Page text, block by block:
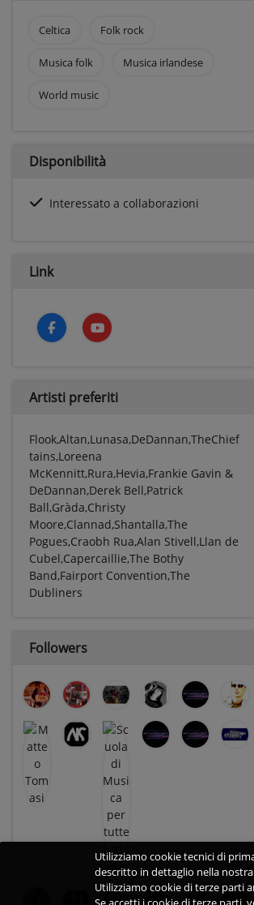
Celtica Folk rock
Musica folk Musica irlandese
World music
Disponibilità
Interessato a collaborazioni
Link
Artisti preferiti
Flook,Altan,Lunasa,DeDannan,TheChief
tains,Loreena
McKennitt,Rura,Hevia,Frankie Gavin &
DeDannan,Derek Bell,Patrick
Ball,Gràda,Christy
Moore,Clannad,Shantalla,The
Pogues,Craobh Rua,Alan Stivell,Llan de
Cubel,Capercaillie,The Bothy
Band,Fairport Convention,The
Dubliners
Followers
Utilizziamo cookie tecnici di
descritto in dettaglio nella nostra
Utilizziamo cookie di terze parti